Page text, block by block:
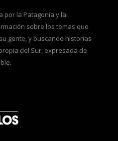
por la Patagonia y la
sobre los temas que
gente, y buscando historias
del Sur, expresada de